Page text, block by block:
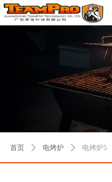
首页 ꄲ 电烤炉 ꄲ 电烤炉5